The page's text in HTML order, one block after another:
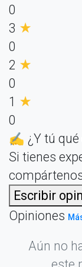
0
3 ★
0
2 ★
0
1 ★
0
✍️ ¿Y tú qué
Si tienes
Escribir
Opiniones
Aún no